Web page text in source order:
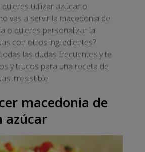
quieres utilizar azúcar o
vas a servir la macedonia de
o quieres personalizar la
con otros ingredientes?
las dudas frecuentes y te
y trucos para una receta de
irresistible.
macedonia de
azúcar